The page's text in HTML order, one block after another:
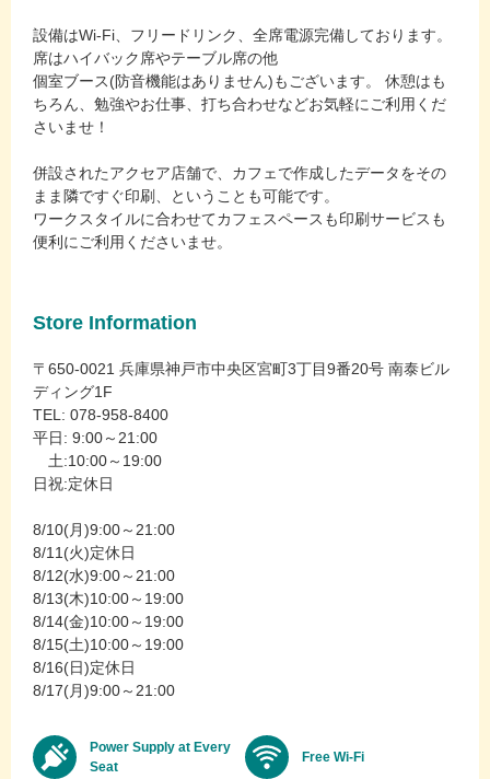
設備はWi-Fi、フリードリンク、全席電源完備しております。
席はハイバック席やテーブル席の他
個室ブース(防音機能はありません)もございます。 休憩はも
ちろん、勉強やお仕事、打ち合わせなどお気軽にご利用くだ
さいませ！
併設されたアクセア店舗で、カフェで作成したデータをその
まま隣ですぐ印刷、ということも可能です。
ワークスタイルに合わせてカフェスペースも印刷サービスも
便利にご利用くださいませ。
Store Information
〒650-0021 兵庫県神戸市中央区宮町3丁目9番20号 南泰ビル
ディング1F
TEL: 078-958-8400
平日: 9:00～21:00
土:10:00～19:00
日祝:定休日
8/10(月)9:00～21:00
8/11(火)定休日
8/12(水)9:00～21:00
8/13(木)10:00～19:00
8/14(金)10:00～19:00
8/15(土)10:00～19:00
8/16(日)定休日
8/17(月)9:00～21:00
Power Supply at Every
Seat
Free Wi-Fi